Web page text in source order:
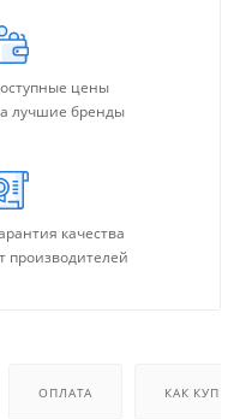
цены
лучшие бренды
качества
производителей
ОПЛАТА КАК